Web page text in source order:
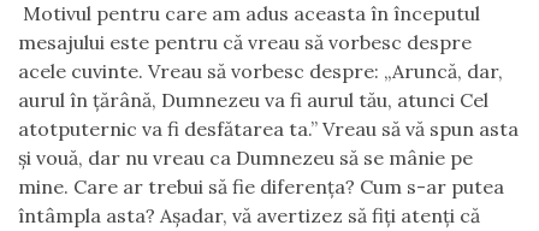
Motivul pentru care am adus aceasta în începutul
mesajului este pentru că vreau să vorbesc despre
acele cuvinte. Vreau să vorbesc despre: „Aruncă, dar,
aurul în țărână, Dumnezeu va fi aurul tău, atunci Cel
atotputernic va fi desfătarea ta.” Vreau să vă spun asta
și vouă, dar nu vreau ca Dumnezeu să se mânie pe
mine. Care ar trebui să fie diferența? Cum s-ar putea
întâmpla asta? Așadar, vă avertizez să fiți atenți că